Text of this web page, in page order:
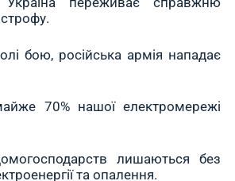
бою, російська армія нападає
70% нашої електромережі
лишаються без
та опалення.